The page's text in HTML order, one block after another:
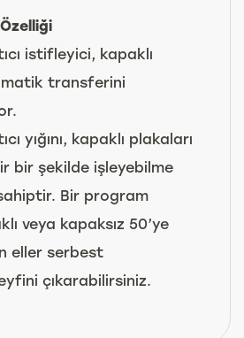
istifleyici, kapaklı
transferini
yığını, kapaklı plakaları
bir şekilde işleyebilme
Bir program
veya kapaksız 50’ye
eller serbest
çıkarabilirsiniz.